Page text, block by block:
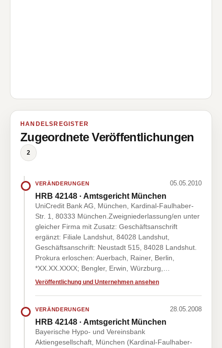
HANDELSREGISTER
Zugeordnete Veröffentlichungen
2
VERÄNDERUNGEN 05.05.2010
HRB 42148 · Amtsgericht München
UniCredit Bank AG, München, Kardinal-Faulhaber-
Str. 1, 80333 München.Zweigniederlassung/en unter
gleicher Firma mit Zusatz: Geschäftsanschrift
ergänzt: Filiale Landshut, 84028 Landshut,
Geschäftsanschrift: Neustadt 515, 84028 Landshut.
Prokura erloschen: Auerbach, Rainer, Berlin,
*XX.XX.XXXX; Bengler, Erwin, Würzburg,…
Veröffentlichung und Unternehmen ansehen
VERÄNDERUNGEN 28.05.2008
HRB 42148 · Amtsgericht München
Bayerische Hypo- und Vereinsbank
Aktiengesellschaft, München (Kardinal-Faulhaber-